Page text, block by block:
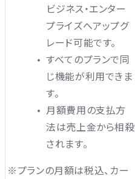
ビジネス・エンター
プライズへアップグ
レード可能です。
すべてのプランで同
じ機能が利用できま
す。
月額費用の支払方
法は売上金から相殺
されます。
※プランの月額は税込、カー